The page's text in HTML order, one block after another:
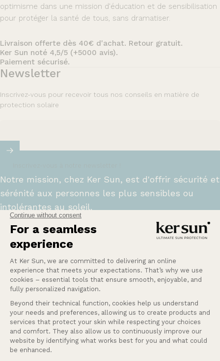
optimisme dans une mission d'éducation et de sensibilisation
pour protéger la santé de tous, sans dramatiser.
Livraison offerte dès 40€ d'achat. Retour gratuit.
Ker Sun noté 4,5/5 (+5000 avis).
Paiement sécurisé.
Newsletter
Inscrivez-vous pour recevoir tous nos conseils en matière de
protection solaire
Notre mission, chez Ker Sun, est d'offrir sécurité et
sérénité aux personnes les plus sensibles ou
intolérantes au soleil.
En savoir plus
Une Question ?
Nos services
Entreprise